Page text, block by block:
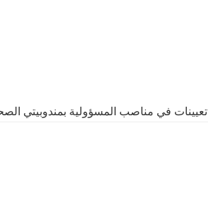
تعيينات في مناصب المسؤولية بمندوبيتي